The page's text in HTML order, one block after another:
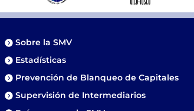
Sobre la SMV
Estadísticas
Prevención de Blanqueo de Capitales
Supervisión de Intermediarios